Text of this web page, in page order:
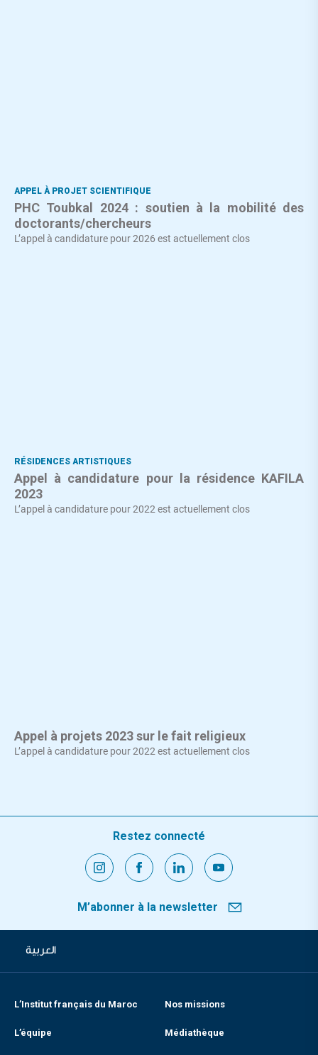
APPEL À PROJET SCIENTIFIQUE
PHC Toubkal 2024 : soutien à la mobilité des
doctorants/chercheurs
L’appel à candidature pour 2026 est actuellement clos
RÉSIDENCES ARTISTIQUES
Appel à candidature pour la résidence KAFILA
2023
L’appel à candidature pour 2022 est actuellement clos
Appel à projets 2023 sur le fait religieux
L’appel à candidature pour 2022 est actuellement clos
Restez connecté
M’abonner à la newsletter
العربية
L’Institut français du Maroc Nos missions
L’équipe Médiathèque